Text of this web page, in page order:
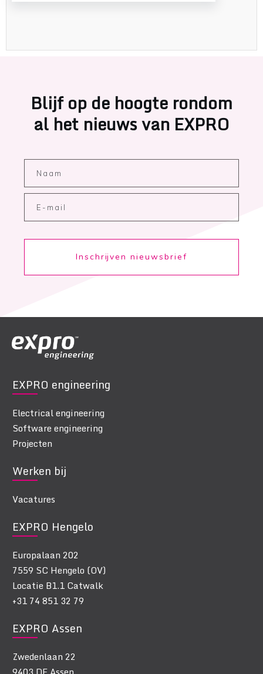
Blijf op de hoogte rondom
al het nieuws van EXPRO
Inschrijven nieuwsbrief
EXPRO engineering
Electrical engineering
Software engineering
Projecten
Werken bij
Vacatures
EXPRO Hengelo
Europalaan 202
7559 SC Hengelo (OV)
Locatie B1.1 Catwalk
+31 74 851 32 79
EXPRO Assen
Zwedenlaan 22